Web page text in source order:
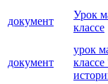
документ
Урок
классе
документ
урок